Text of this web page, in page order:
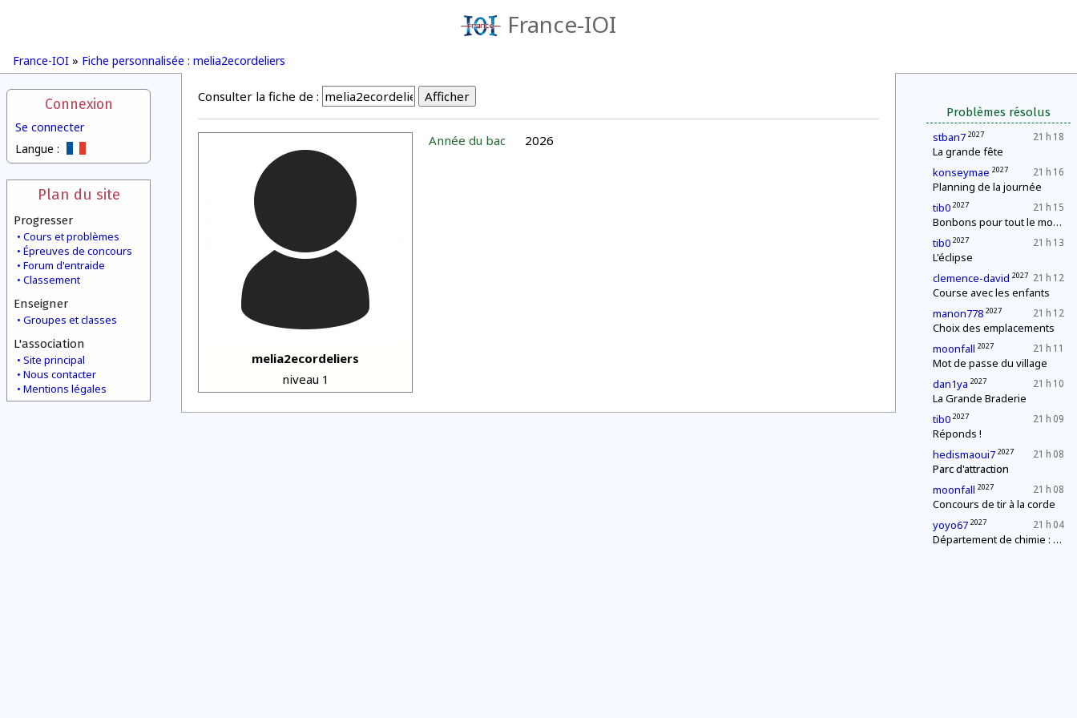
France-IOI
France-IOI » Fiche personnalisée : melia2ecordeliers
Connexion
Se connecter
Langue :
Plan du site
Progresser
Cours et problèmes
Épreuves de concours
Forum d'entraide
Classement
Enseigner
Groupes et classes
L'association
Site principal
Nous contacter
Mentions légales
Problèmes résolus
21 h 18
stban7 2027
La grande fête
21 h 16
konseymae 2027
Planning de la journée
21 h 15
tib0 2027
Bonbons pour tout le monde !
21 h 13
tib0 2027
L'éclipse
21 h 12
clemence-david 2027
Course avec les enfants
21 h 12
manon778 2027
Choix des emplacements
21 h 11
moonfall 2027
Mot de passe du village
21 h 10
dan1ya 2027
La Grande Braderie
21 h 09
tib0 2027
Réponds !
21 h 08
hedismaoui7 2027
Parc d'attraction
21 h 08
moonfall 2027
Concours de tir à la corde
21 h 04
yoyo67 2027
Département de chimie : mélange explosif
Consulter la fiche de :
melia2ecordeliers
niveau 1
Année du bac 2026